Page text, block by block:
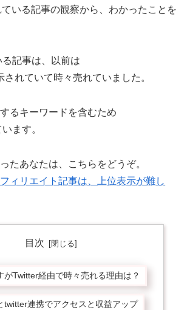
いる記事の観察から、わかったことを
記事は、以前は
れていて時々売れていました。
るキーワードを含むため
ます。
たあなたは、こちらをどうぞ。
ィリエイト記事は、上位表示が難し
目次
がTwitter経由で時々売れる理由は？
twitter連携でアクセスと収益アップ